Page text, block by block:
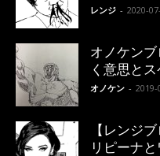
レンジ - 2020-
オノケン
く意思と
オノケン - 2019-
【レンジ
リピーナ